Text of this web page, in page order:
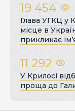
19 454
Глава УГКЦ у
місце в
прикликає
11 292
У Крилосі
проща до